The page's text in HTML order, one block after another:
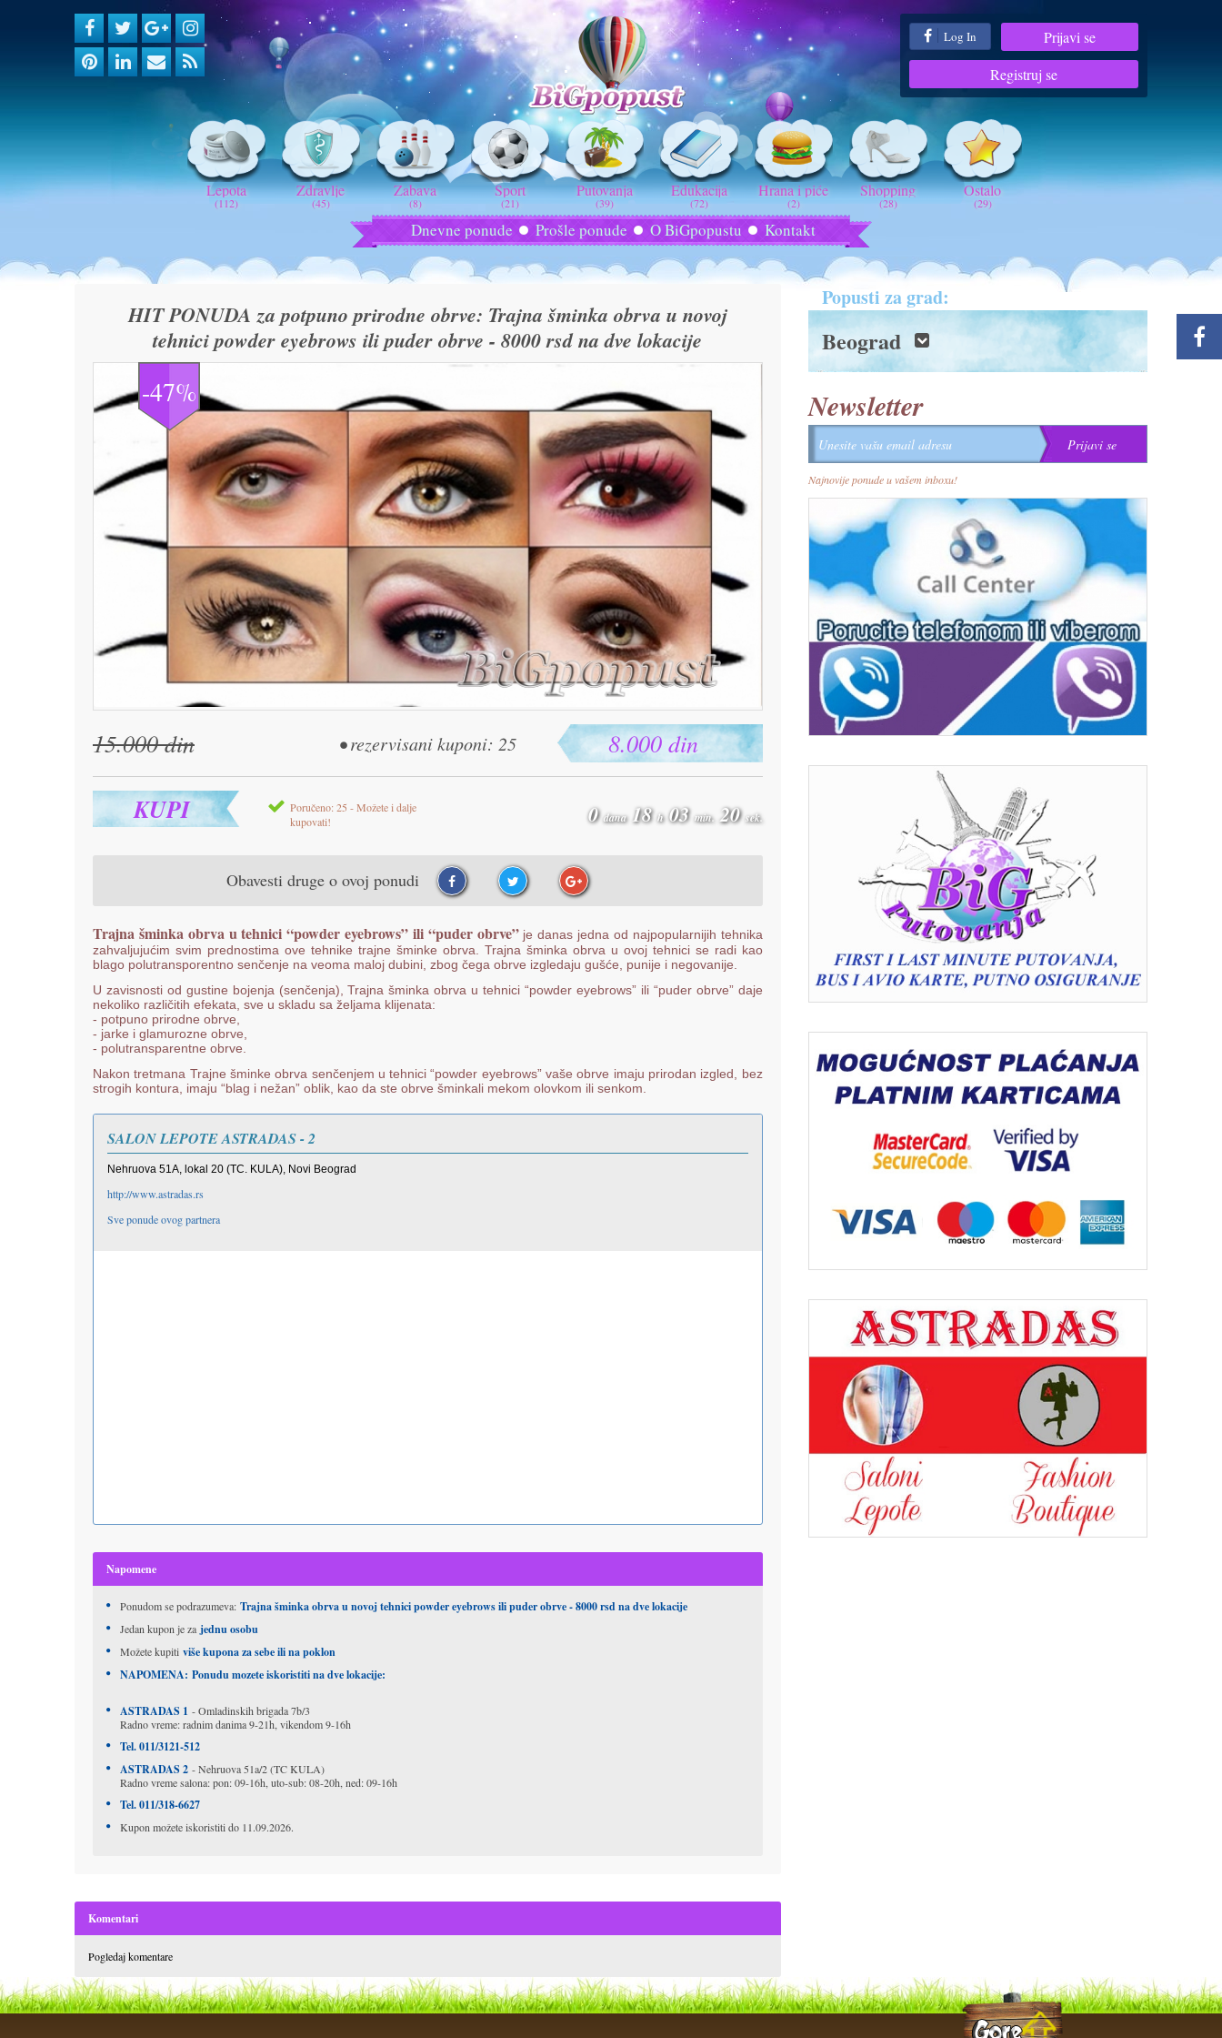
Log In
Prijavi se
Registruj se
Lepota
(112)
Zdravlje
(45)
Zabava
(8)
Sport
(21)
Putovanja
(39)
Edukacija
(72)
Hrana i piće
(2)
Shopping
(28)
Ostalo
(29)
Dnevne ponude Prošle ponude O BiGpopustu Kontakt
HIT PONUDA za potpuno prirodne obrve: Trajna šminka obrva u novoj
tehnici powder eyebrows ili puder obrve - 8000 rsd na dve lokacije
-47%
15.000 din • rezervisani kuponi: 25 8.000 din
KUPI
Poručeno: 25 - Možete i dalje
kupovati!
0dana 18h 03min. 19sek.
Obavesti druge o ovoj ponudi
Trajna šminka obrva u tehnici “powder eyebrows” ili “puder obrve”je danas jedna od najpopularnijih tehnika
zahvaljujućim svim prednostima ove tehnike trajne šminke obrva. Trajna šminka obrva u ovoj tehnici se radi kao
blago polutransporentno senčenje na veoma maloj dubini, zbog čega obrve izgledaju gušće, punije i negovanije.
U zavisnosti od gustine bojenja (senčenja), Trajna šminka obrva u tehnici “powder eyebrows” ili “puder obrve” daje
nekoliko različitih efekata, sve u skladu sa željama klijenata:
- potpuno prirodne obrve,
- jarke i glamurozne obrve,
- polutransparentne obrve.
Nakon tretmana Trajne šminke obrva senčenjem u tehnici “powder eyebrows” vaše obrve imaju prirodan izgled, bez
strogih kontura, imaju “blag i nežan” oblik, kao da ste obrve šminkali mekom olovkom ili senkom.
SALON LEPOTE ASTRADAS - 2
Nehruova 51A, lokal 20 (TC. KULA), Novi Beograd
http://www.astradas.rs
Sve ponude ovog partnera
Napomene
Ponudom se podrazumeva: Trajna šminka obrva u novoj tehnici powder eyebrows ili puder obrve - 8000 rsd na dve lokacije
Jedan kupon je za jednu osobu
Možete kupiti više kupona za sebe ili na poklon
NAPOMENA: Ponudu mozete iskoristiti na dve lokacije:
ASTRADAS 1 - Omladinskih brigada 7b/3
Radno vreme: radnim danima 9-21h, vikendom 9-16h
Tel. 011/3121-512
ASTRADAS 2 - Nehruova 51a/2 (TC KULA)
Radno vreme salona: pon: 09-16h, uto-sub: 08-20h, ned: 09-16h
Tel. 011/318-6627
Kupon možete iskoristiti do 11.09.2026.
Komentari
Pogledaj komentare
Popusti za grad:
Beograd
Newsletter
Najnovije ponude u vašem inboxu!